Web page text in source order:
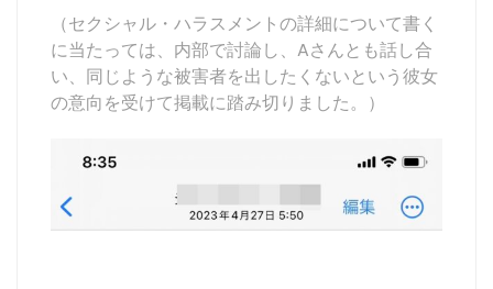
（セクシャル・ハラスメントの詳細について書く
に当たっては、内部で討論し、Aさんとも話し合
い、同じような被害者を出したくないという彼女
の意向を受けて掲載に踏み切りました。）